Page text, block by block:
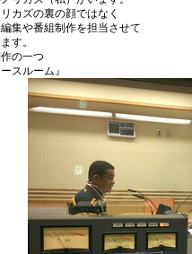
カズの裏の顔ではなく
集や番組制作を担当させて
す。
の一つ
スルーム』